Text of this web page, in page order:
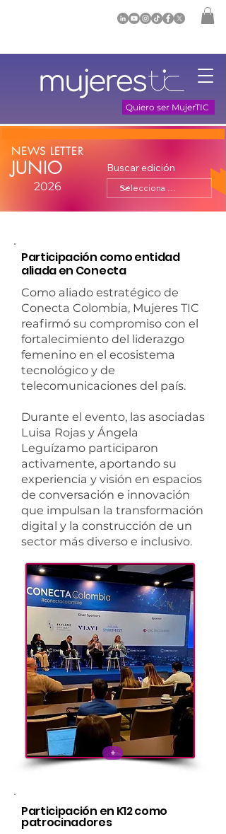
Quiero ser MujerTIC
NEWS LETTER
JUNIO
2026
Buscar edición
Participación como entidad
aliada en Conecta
Como aliado estratégico de
Conecta Colombia, Mujeres TIC
reafirmó su compromiso con el
fortalecimiento del liderazgo
femenino en el ecosistema
tecnológico y de
telecomunicaciones del país.
Durante el evento, las asociadas
Luisa Rojas y Ángela
Leguízamo participaron
activamente, aportando su
experiencia y visión en espacios
de conversación e innovación
que impulsan la transformación
digital y la construcción de un
sector más diverso e inclusivo.
+
Participación en K12 como
patrocinadores